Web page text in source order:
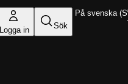
Logga in Sök